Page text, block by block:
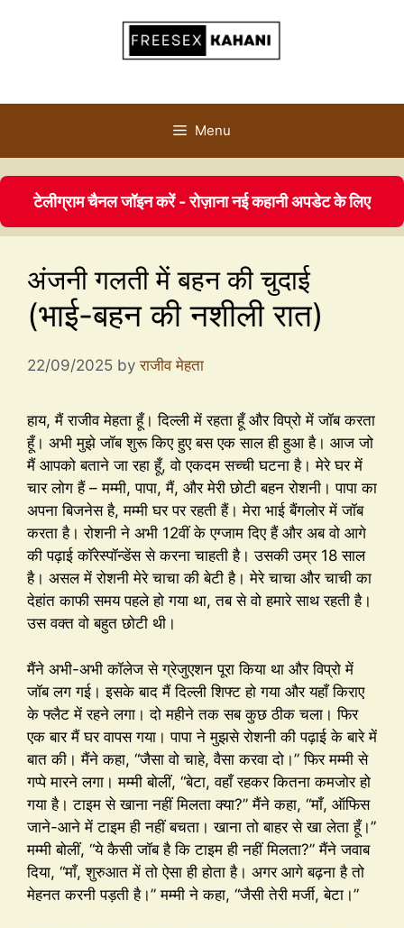
Menu
टेलीग्राम चैनल जॉइन करें - रोज़ाना नई कहानी अपडेट के लिए
अंजनी गलती में बहन की चुदाई
(भाई-बहन की नशीली रात)
22/09/2025 byराजीव मेहता
हाय, मैं राजीव मेहता हूँ। दिल्ली में रहता हूँ और विप्रो में जॉब करता
हूँ। अभी मुझे जॉब शुरू किए हुए बस एक साल ही हुआ है। आज जो
मैं आपको बताने जा रहा हूँ, वो एकदम सच्ची घटना है। मेरे घर में
चार लोग हैं – मम्मी, पापा, मैं, और मेरी छोटी बहन रोशनी। पापा का
अपना बिजनेस है, मम्मी घर पर रहती हैं। मेरा भाई बैंगलोर में जॉब
करता है। रोशनी ने अभी 12वीं के एग्जाम दिए हैं और अब वो आगे
की पढ़ाई कॉरेस्पॉन्डेंस से करना चाहती है। उसकी उम्र 18 साल
है। असल में रोशनी मेरे चाचा की बेटी है। मेरे चाचा और चाची का
देहांत काफी समय पहले हो गया था, तब से वो हमारे साथ रहती है।
उस वक्त वो बहुत छोटी थी।
मैंने अभी-अभी कॉलेज से ग्रेजुएशन पूरा किया था और विप्रो में
जॉब लग गई। इसके बाद मैं दिल्ली शिफ्ट हो गया और यहाँ किराए
के फ्लैट में रहने लगा। दो महीने तक सब कुछ ठीक चला। फिर
एक बार मैं घर वापस गया। पापा ने मुझसे रोशनी की पढ़ाई के बारे में
बात की। मैंने कहा, “जैसा वो चाहे, वैसा करवा दो।” फिर मम्मी से
गप्पे मारने लगा। मम्मी बोलीं, “बेटा, वहाँ रहकर कितना कमजोर हो
गया है। टाइम से खाना नहीं मिलता क्या?” मैंने कहा, “माँ, ऑफिस
जाने-आने में टाइम ही नहीं बचता। खाना तो बाहर से खा लेता हूँ।”
मम्मी बोलीं, “ये कैसी जॉब है कि टाइम ही नहीं मिलता?” मैंने जवाब
दिया, “माँ, शुरुआत में तो ऐसा ही होता है। अगर आगे बढ़ना है तो
मेहनत करनी पड़ती है।” मम्मी ने कहा, “जैसी तेरी मर्जी, बेटा।”